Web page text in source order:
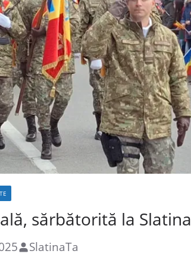
sărbătorită la Slatina
SlatinaTa